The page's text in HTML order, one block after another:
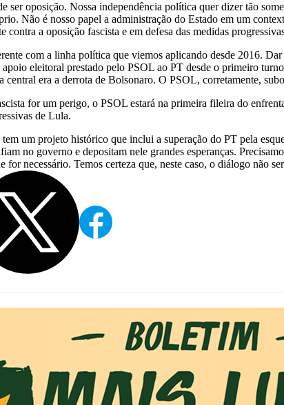
ser oposição. Nossa independência política quer dizer tão
Não é nosso papel a administração do Estado em um
contra a oposição fascista e em defesa das medidas
com a linha política que viemos aplicando desde 2016.
eleitoral prestado pelo PSOL ao PT desde o primeiro
central era a derrota de Bolsonaro. O PSOL, corretamente,
for um perigo, o PSOL estará na primeira fileira do
de Lula.
um projeto histórico que inclui a superação do PT pela
no governo e depositam nele grandes esperanças.
for necessário. Temos certeza que, neste caso, o diálogo não